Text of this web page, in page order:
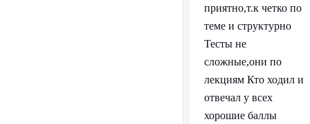
приятно,т.к четко по
теме и структурно
Тесты не
сложные,они по
лекциям Кто ходил и
отвечал у всех
хорошие баллы